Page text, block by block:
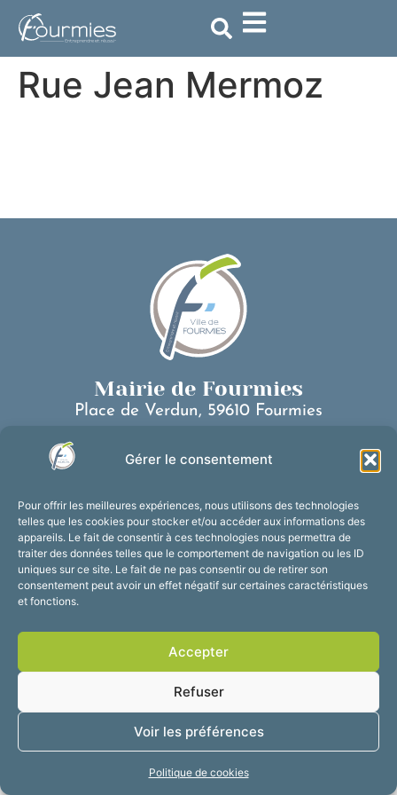
Gérer le consentement
Pour offrir les meilleures expériences, nous utilisons des technologies
telles que les cookies pour stocker et/ou accéder aux informations des
appareils. Le fait de consentir à ces technologies nous permettra de
traiter des données telles que le comportement de navigation ou les ID
uniques sur ce site. Le fait de ne pas consentir ou de retirer son
consentement peut avoir un effet négatif sur certaines caractéristiques
et fonctions.
Accepter
Refuser
Voir les préférences
Politique de cookies
principal
Rue Jean Mermoz
Mairie de Fourmies
Place de Verdun, 59610 Fourmies
Nous contacter
Du lundi au vendredi :
de 8h30 à 12h et de 13h30 à 17h30
Suivez-nous !
Mentions légales
Plan du site
Confidentialité
2025 © Propulsé par
Utopia